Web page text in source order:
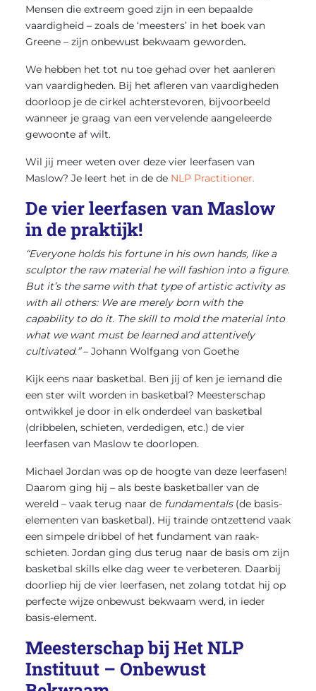
Mensen die extreem goed zijn in een bepaalde
vaardigheid – zoals de ‘meesters’ in het boek van
Greene – zijn onbewust bekwaam geworden.
We hebben het tot nu toe gehad over het aanleren
van vaardigheden. Bij het afleren van vaardigheden
doorloop je de cirkel achterstevoren, bijvoorbeeld
wanneer je graag van een vervelende aangeleerde
gewoonte af wilt.
Wil jij meer weten over deze vier leerfasen van
Maslow? Je leert het in de de NLP Practitioner.
De vier leerfasen van Maslow
in de praktijk!
“Everyone holds his fortune in his own hands, like a
sculptor the raw material he will fashion into a figure.
But it’s the same with that type of artistic activity as
with all others: We are merely born with the
capability to do it. The skill to mold the material into
what we want must be learned and attentively
cultivated.”– Johann Wolfgang von Goethe
Kijk eens naar basketbal. Ben jij of ken je iemand die
een ster wilt worden in basketbal? Meesterschap
ontwikkel je door in elk onderdeel van basketbal
(dribbelen, schieten, verdedigen, etc.) de vier
leerfasen van Maslow te doorlopen.
Michael Jordan was op de hoogte van deze leerfasen!
Daarom ging hij – als beste basketballer van de
wereld – vaak terug naar de fundamentals (de basis-
elementen van basketbal). Hij trainde ontzettend vaak
een simpele dribbel of het fundament van raak-
schieten. Jordan ging dus terug naar de basis om zijn
basketbal skills elke dag weer te verbeteren. Daarbij
doorliep hij de vier leerfasen, net zolang totdat hij op
perfecte wijze onbewust bekwaam werd, in ieder
basis-element.
Meesterschap bij Het NLP
Instituut – Onbewust